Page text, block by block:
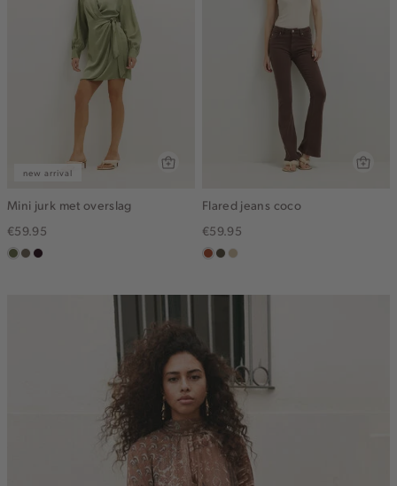
new arrival
Mini jurk met overslag
€59.95
groen,
middenbruin
bordeaux,
Flared jeans coco
€59.95
bruin
donkerkhaki
lichtzand